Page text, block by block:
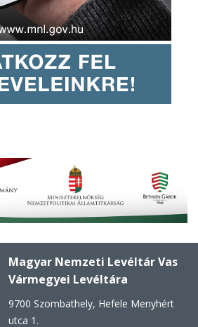
Magyar Nemzeti Levéltár Vas
Vármegyei Levéltára
9700 Szombathely, Hefele Menyhért
utca 1.